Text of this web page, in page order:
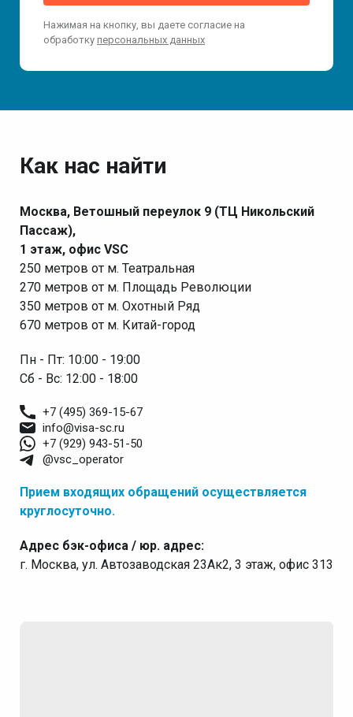
Нажимая на кнопку, вы даете согласие на
обработку персональных данных
Как нас найти
Москва, Ветошный переулок 9 (ТЦ Никольский
Пассаж),
1 этаж, офис VSC
250 метров от м. Театральная
270 метров от м. Площадь Революции
350 метров от м. Охотный Ряд
670 метров от м. Китай-город
Пн - Пт: 10:00 - 19:00
Сб - Вс: 12:00 - 18:00
+7 (495) 369-15-67
info@visa-sc.ru
+7 (929) 943-51-50
@vsc_operator
Прием входящих обращений осуществляется
круглосуточно.
Адрес бэк-офиса / юр. адрес:
г. Москва, ул. Автозаводская 23Ак2, 3 этаж, офис 313